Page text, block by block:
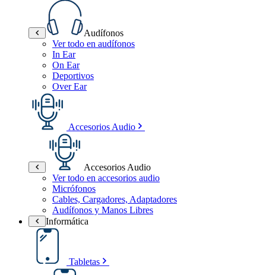
Audífonos
Ver todo en audífonos
In Ear
On Ear
Deportivos
Over Ear
Accesorios Audio
Accesorios Audio
Ver todo en accesorios audio
Micrófonos
Cables, Cargadores, Adaptadores
Audífonos y Manos Libres
Informática
Tabletas